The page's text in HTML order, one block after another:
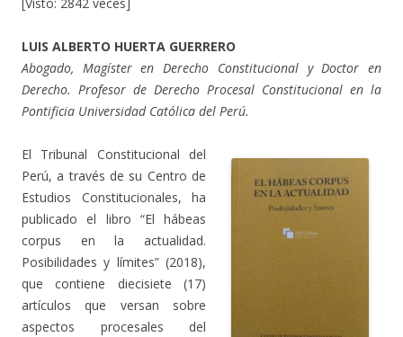
[Visto: 2842 veces]
LUIS ALBERTO HUERTA GUERRERO
Abogado, Magíster en Derecho Constitucional y Doctor en
Derecho. Profesor de Derecho Procesal Constitucional en la
Pontificia Universidad Católica del Perú.
El Tribunal Constitucional del
Perú, a través de su Centro de
Estudios Constitucionales, ha
publicado el libro “El hábeas
corpus en la actualidad.
Posibilidades y límites” (2018),
que contiene diecisiete (17)
artículos que versan sobre
aspectos procesales del